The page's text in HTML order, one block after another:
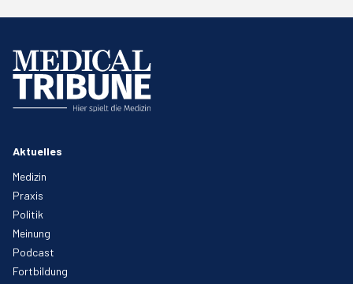
Aktuelles
Medizin
Praxis
Politik
Meinung
Podcast
Fortbildung